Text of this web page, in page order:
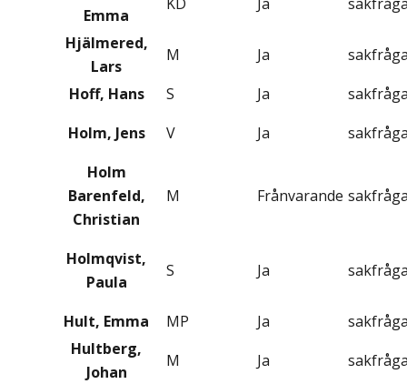
Emma
Hjälmered,
Lars
M Ja
Hoff, Hans
S Ja
Holm, Jens
V Ja
Holm
Barenfeld,
Christian
M Frånvarande
Holmqvist,
Paula
S Ja
Hult, Emma MP Ja
Hultberg,
Johan
M Ja